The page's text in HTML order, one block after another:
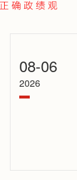
08-06
2026